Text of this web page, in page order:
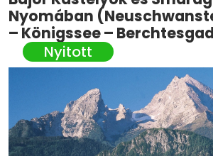
Nyomában
– Königssee –